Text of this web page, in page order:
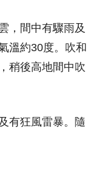
，間中有驟雨及
溫約30度。吹和
稍後高地間中吹
有狂風雷暴。隨